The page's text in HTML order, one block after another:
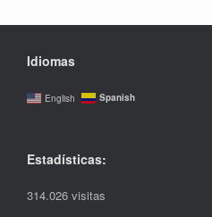
Idiomas
English Spanish
Estadísticas:
314.026 visitas